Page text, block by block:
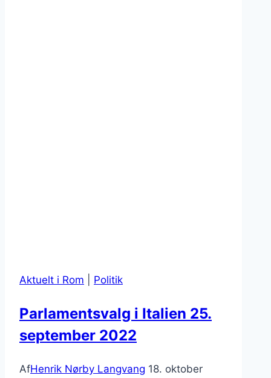
Aktuelt i Rom Politik
Parlamentsvalg i Italien 25.
september 2022
AfHenrik Nørby Langvang 18. oktober